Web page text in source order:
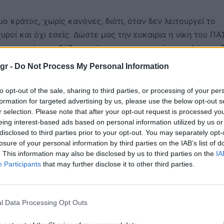
- Do Not Process My Personal Information
opt-out of the sale, sharing to third parties, or processing of your
for targeted advertising by us, please use the below opt-out
selection. Please note that after your opt-out request is processed
interest-based ads based on personal information utilized by us
to third parties prior to your opt-out. You may separately
of your personal information by third parties on the IAB’s list of
This information may also be disclosed by us to third parties on the
Participants that may further disclose it to other third parties.
Data Processing Opt Outs
χωρίς κανόνες, διότι, όταν δεν λειτουργεί το
και όχι εσείς. Δώστε μας την ευκαιρία η νίκη του
ισχυρό, που βάζει κανόνες και υπηρετεί μια καλύτερη
και έχουν τη δυνατότητα. Αυτή είναι η διαφορά
από τα πραγματικά προβλήματα και να την πάνε
η θάλασσα σύνορα ή δεν θα έχει; Αυτό βολεύει τη Νέα
Πέντε χρόνια ο κ. Τσίπρας και επτά χρόνια ο κ.
Μαζί θα πάμε την Ελλάδα μπροστά. Για να
η δικαιοσύνη, το κράτος δικαίου και το κοινωνικό
μας, να ενώσουμε τις αγωνίες μας, να ενώσουμε
κάποιοι ακατόρθωτο. Η αλαζονεία, η διαφθορά, η
να κάνουμε ένα νέο ξεκίνημα για το καλό της πατρίδας